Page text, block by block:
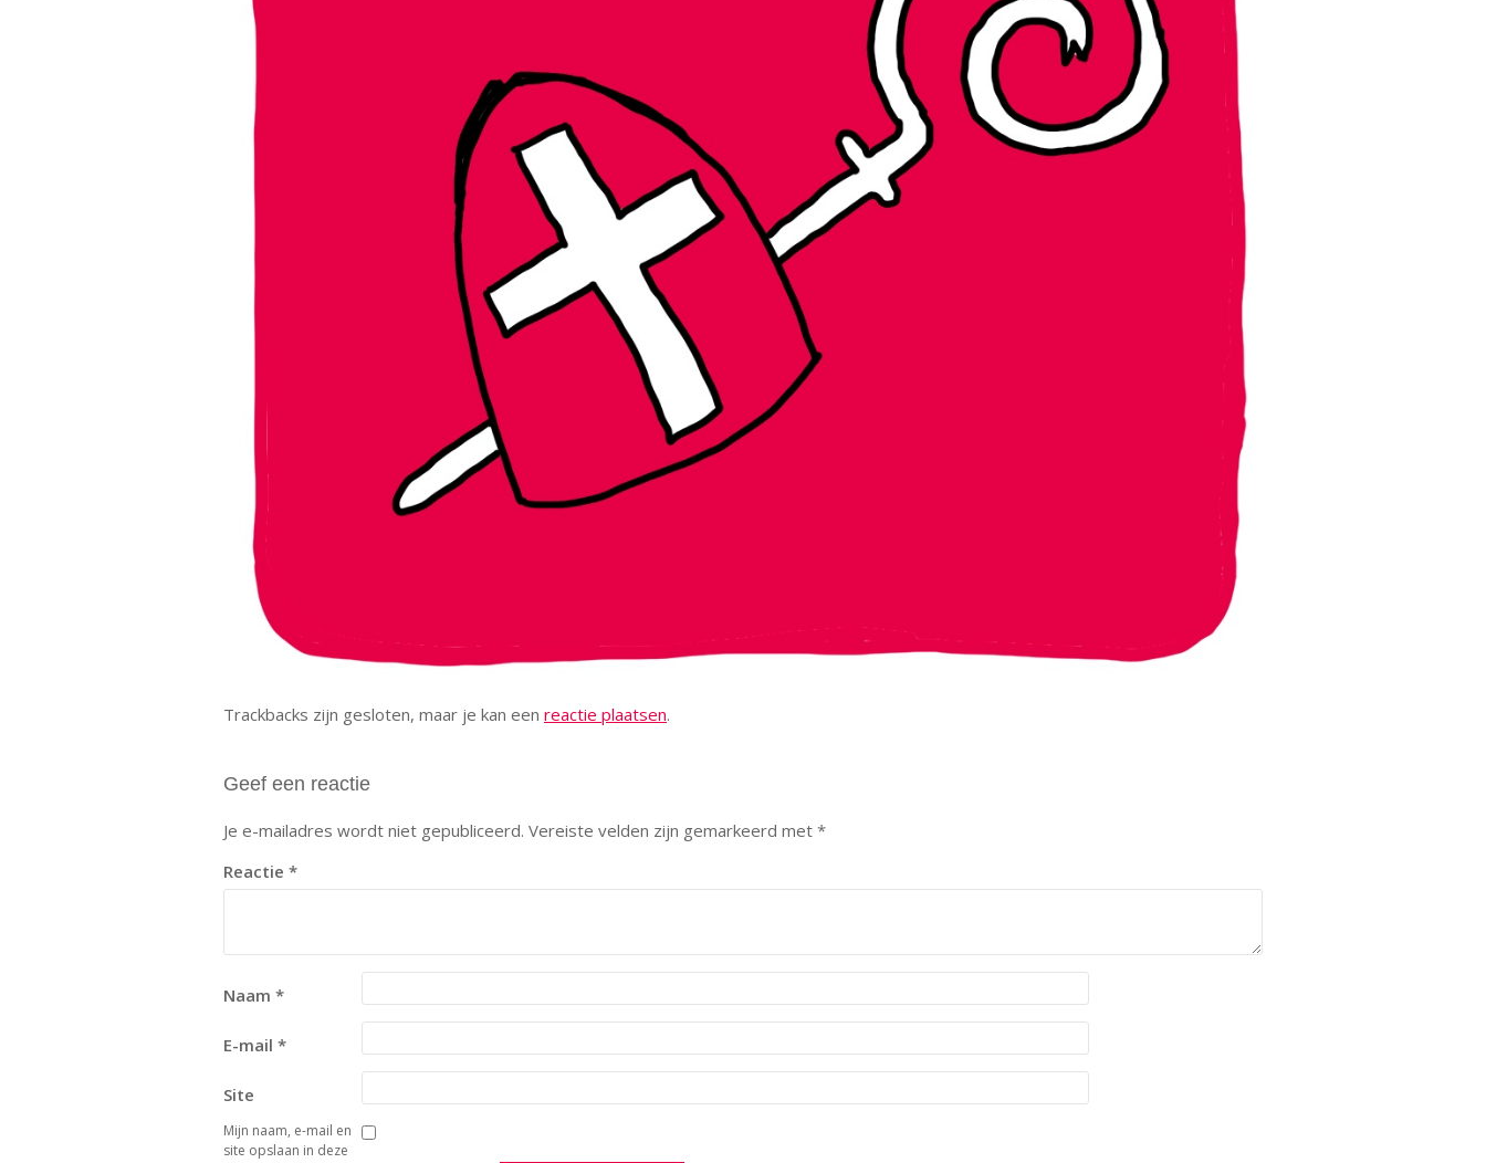
Trackbacks zijn gesloten, maar je kan een reactie plaatsen.
Geef een reactie
Je e-mailadres wordt niet gepubliceerd. Vereiste velden zijn gemarkeerd met *
Reactie *
Naam *
E-mail *
Site
Mijn naam, e-mail en
site opslaan in deze